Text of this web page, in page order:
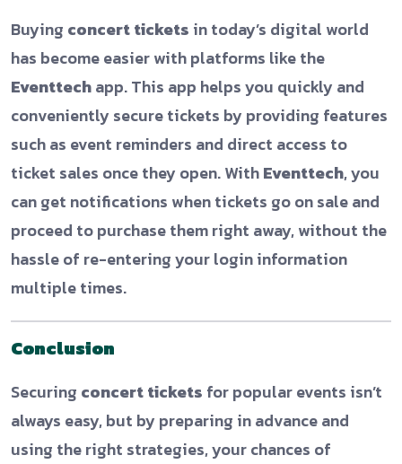
Buying concert tickets in today’s digital world
has become easier with platforms like the
Eventtechapp. This app helps you quickly and
conveniently secure tickets by providing features
such as event reminders and direct access to
ticket sales once they open. WithEventtech, you
can get notifications when tickets go on sale and
proceed to purchase them right away, without the
hassle of re-entering your login information
multiple times.
Conclusion
Securing concert tickets for popular events isn’t
always easy, but by preparing in advance and
using the right strategies, your chances of